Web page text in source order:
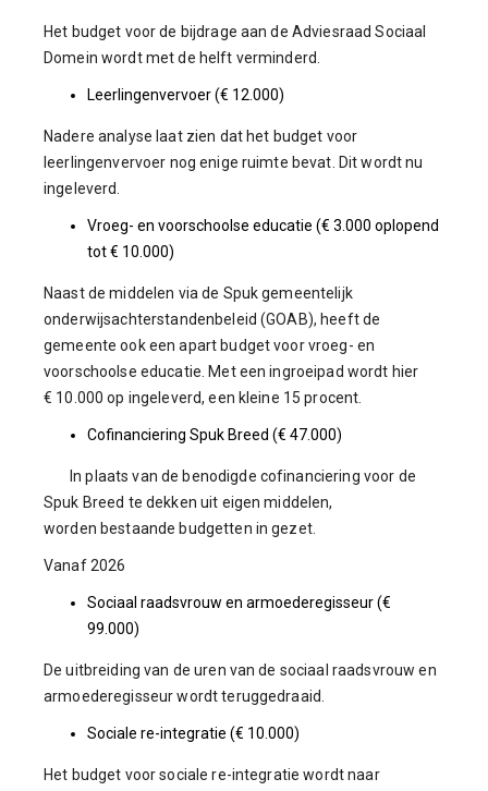
Het budget voor de bijdrage aan de Adviesraad Sociaal
Domein wordt met de helft verminderd.
Leerlingenvervoer (€ 12.000)
Nadere analyse laat zien dat het budget voor
leerlingenvervoer nog enige ruimte bevat. Dit wordt nu
ingeleverd.
Vroeg- en voorschoolse educatie (€ 3.000 oplopend
tot € 10.000)
Naast de middelen via de Spuk gemeentelijk
onderwijsachterstandenbeleid (GOAB), heeft de
gemeente ook een apart budget voor vroeg- en
voorschoolse educatie. Met een ingroeipad wordt hier
€ 10.000 op ingeleverd, een kleine 15 procent.
Cofinanciering Spuk Breed (€ 47.000)
In plaats van de benodigde cofinanciering voor de
Spuk Breed te dekken uit eigen middelen,
worden bestaande budgetten in gezet.
Vanaf 2026
Sociaal raadsvrouw en armoederegisseur (€
99.000)
De uitbreiding van de uren van de sociaal raadsvrouw en
armoederegisseur wordt teruggedraaid.
Sociale re-integratie (€ 10.000)
Het budget voor sociale re-integratie wordt naar